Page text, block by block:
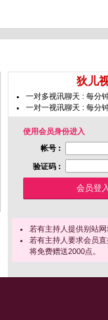
狄儿
一对多视讯聊天 : 每分
一对一视讯聊天 : 每分
使用会员身份进入
帐号 :
验证码 :
若有主持人提供别站
若有主持人要求会员
将免费赠送2000点。